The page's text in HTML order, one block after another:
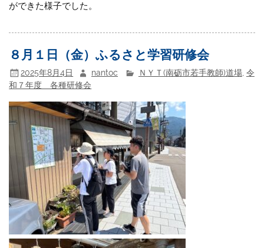
ができた様子でした。
８月１日（金）ふるさと学習研修会
2025年8月4日 nantoc ＮＹＴ(南砺市若手教師)道場, 令
和７年度 各種研修会